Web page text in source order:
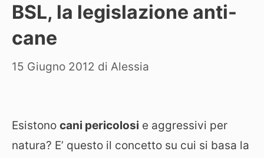
BSL, la legislazione anti-
cane
15 Giugno 2012 di Alessia
Esistono cani pericolosi e aggressivi per
natura? E’ questo il concetto su cui si basa la